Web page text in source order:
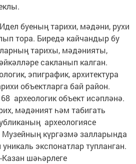
буеның тарихи, мәдәни, рухи
тора. Биредә кайчандыр бу
тарихы, мәдәнияты,
сакланып калган.
эпиграфик, архитектура
объектларга бай район.
археологик объект исәпләнә.
мәдәният һәм табигать
археологиясе
Музейның күргәзмә залларында
экспонатлар тупланган.
шәһәрлеге